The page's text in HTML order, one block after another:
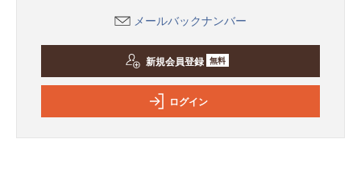
メールバックナンバー
新規会員登録 無料
ログイン